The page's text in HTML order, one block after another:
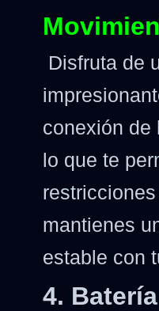
Disfruta de
conexión de
lo que te
mantienes
estable con
4.